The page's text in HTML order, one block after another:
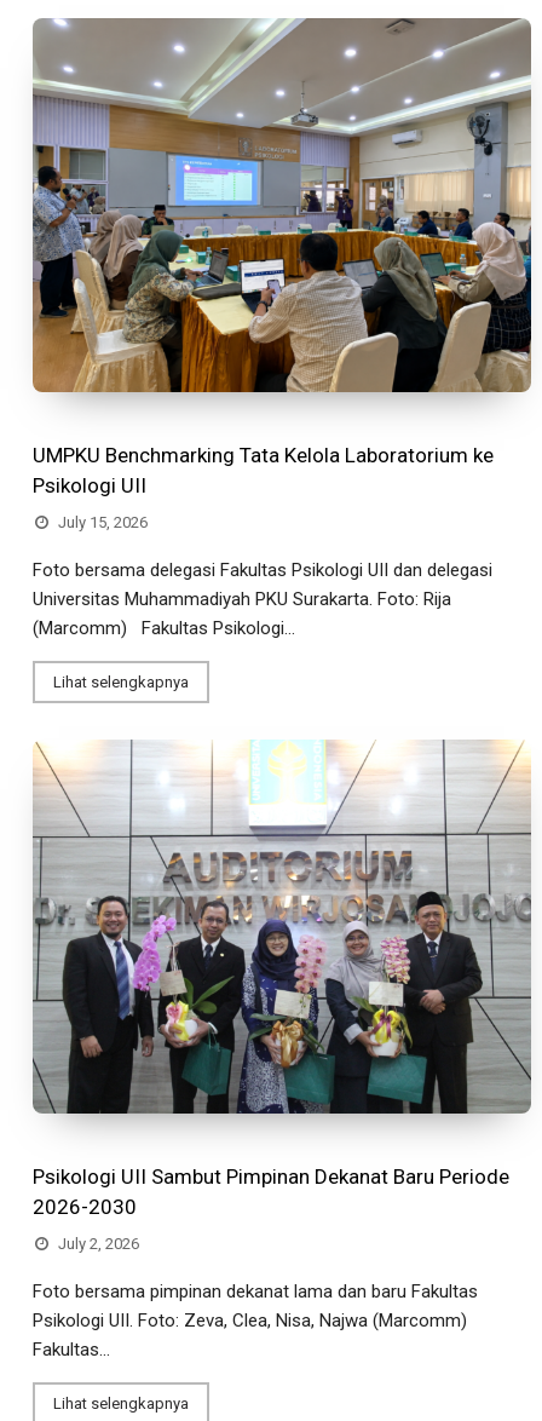
UMPKU Benchmarking Tata Kelola Laboratorium ke
Psikologi UII
July 15, 2026
Foto bersama delegasi Fakultas Psikologi UII dan delegasi
Universitas Muhammadiyah PKU Surakarta. Foto: Rija
(Marcomm) Fakultas Psikologi...
Lihat selengkapnya
Psikologi UII Sambut Pimpinan Dekanat Baru Periode
2026-2030
July 2, 2026
Foto bersama pimpinan dekanat lama dan baru Fakultas
Psikologi UII. Foto: Zeva, Clea, Nisa, Najwa (Marcomm)
Fakultas...
Lihat selengkapnya